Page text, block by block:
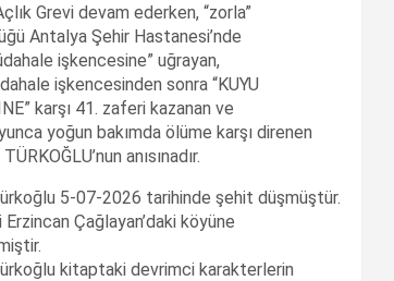
Grevi devam ederken, “zorla”
Antalya Şehir Hastanesi’nde
işkencesine” uğrayan,
işkencesinden sonra “KUYU
karşı 41. zaferi kazanan ve
yoğun bakımda ölüme karşı direnen
anısınadır.
5-07-2026 tarihinde şehit düşmüştür.
Erzincan Çağlayan’daki köyüne
kitaptaki devrimci karakterlerin